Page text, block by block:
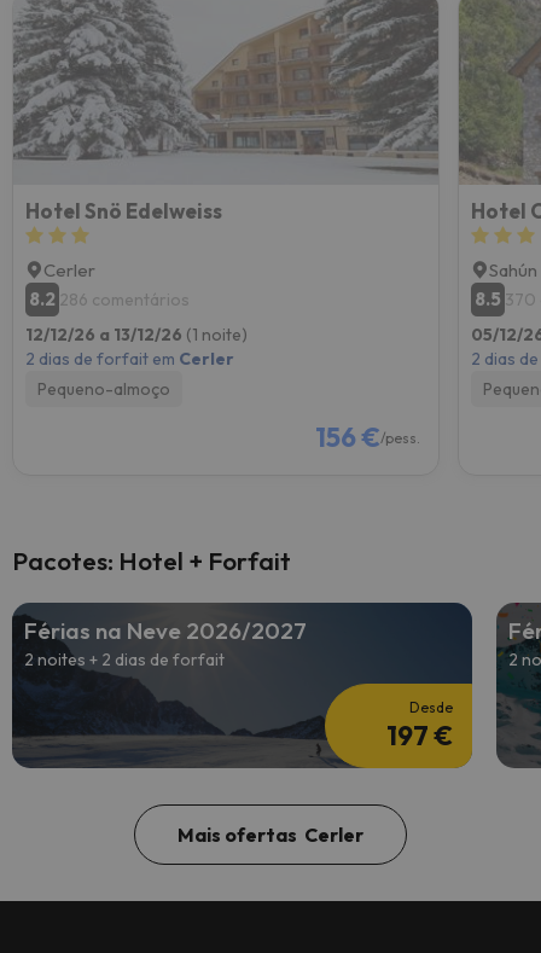
Hotel Snö Edelweiss
Cerler
8.2 286 comentários
12/12/26 a 13/12/26 (1 noite)
2 dias de forfait em Cerler
Pequeno-almoço
156 €/pess.
Hotel
Sahún
8.5 370
05/12/
2 dias
Pacotes: Hotel + Forfait
Férias na Neve 2026/2027
2 noites + 2 dias de forfait
Desde
197 €
2
Mais ofertas Cerler